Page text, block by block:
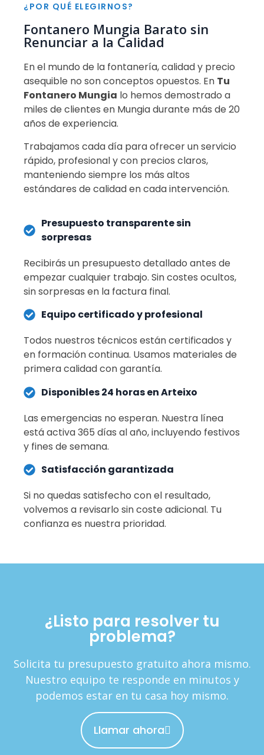
¿POR QUÉ ELEGIRNOS?
Fontanero Mungia Barato sin
Renunciar a la Calidad
En el mundo de la fontanería, calidad y precio
asequible no son conceptos opuestos. En Tu
Fontanero Mungia lo hemos demostrado a
miles de clientes en Mungia durante más de 20
años de experiencia.
Trabajamos cada día para ofrecer un servicio
rápido, profesional y con precios claros,
manteniendo siempre los más altos
estándares de calidad en cada intervención.
Presupuesto transparente sin
sorpresas
Recibirás un presupuesto detallado antes de
empezar cualquier trabajo. Sin costes ocultos,
sin sorpresas en la factura final.
Equipo certificado y profesional
Todos nuestros técnicos están certificados y
en formación continua. Usamos materiales de
primera calidad con garantía.
Disponibles 24 horas en Arteixo
Las emergencias no esperan. Nuestra línea
está activa 365 días al año, incluyendo festivos
y fines de semana.
Satisfacción garantizada
Si no quedas satisfecho con el resultado,
volvemos a revisarlo sin coste adicional. Tu
confianza es nuestra prioridad.
¿Listo para resolver tu
problema?
Solicita tu presupuesto gratuito ahora mismo.
Nuestro equipo te responde en minutos y
podemos estar en tu casa hoy mismo.
Llamar ahora